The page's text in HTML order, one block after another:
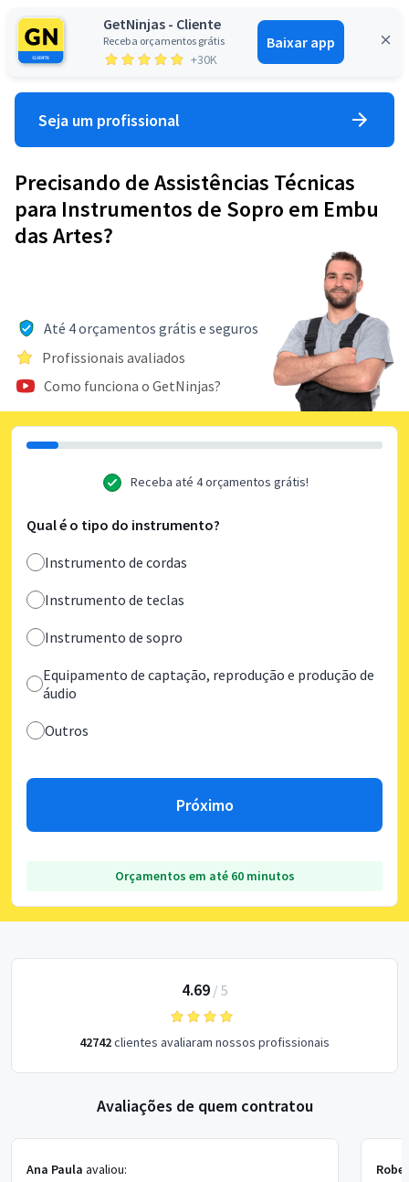
GetNinjas - Cliente
Receba orçamentos grátis
+30K
Baixar app
Entrar
Seja um profissional
Precisando de Assistências Técnicas
para Instrumentos de Sopro em Embu
das Artes?
Até 4 orçamentos grátis e seguros
Profissionais avaliados
Como funciona o GetNinjas?
Receba até 4 orçamentos grátis!
Qual é o tipo do instrumento?
Instrumento de cordas
Instrumento de teclas
Instrumento de sopro
Equipamento de captação, reprodução e produção de
áudio
Outros
Próximo
Orçamentos em até 60 minutos
4.69/ 5
42742clientes avaliaram nossos profissionais
Avaliações de quem contratou
Ana Paula avaliou: